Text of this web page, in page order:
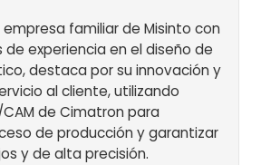
familiar de Misinto con
experiencia en el diseño de
destaca por su innovación y
al cliente, utilizando
de Cimatron para
de producción y garantizar
y de alta precisión.